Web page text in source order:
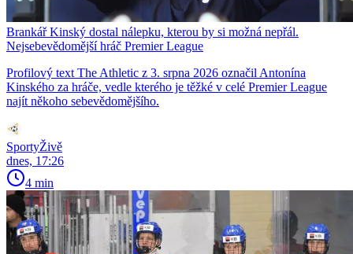
Brankář Kinský dostal nálepku, kterou by si možná nepřál.
Nejsebevědomější hráč Premier League
Profilový text The Athletic z 3. srpna 2026 označil Antonína
Kinského za hráče, vedle kterého je těžké v celé Premier League
najít někoho sebevědomějšího.
SportyŽivě
dnes, 17:26
4 min